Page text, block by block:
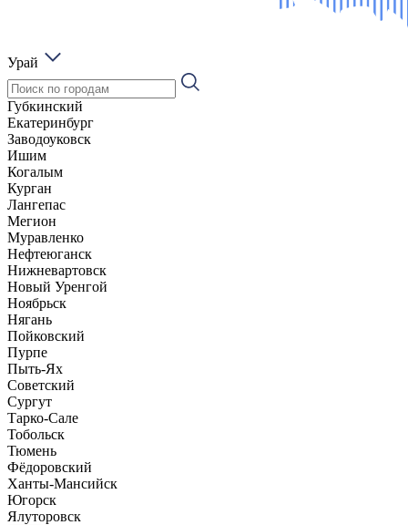
Урай
Губкинский
Екатеринбург
Заводоуковск
Ишим
Когалым
Курган
Лангепас
Мегион
Муравленко
Нефтеюганск
Нижневартовск
Новый Уренгой
Ноябрьск
Нягань
Пойковский
Пурпе
Пыть-Ях
Советский
Сургут
Тарко-Сале
Тобольск
Тюмень
Фёдоровский
Ханты-Мансийск
Югорск
Ялуторовск